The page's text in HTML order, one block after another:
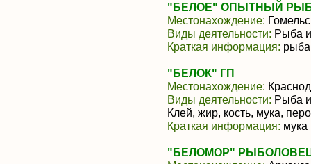
"БЕЛОЕ" ОПЫТНЫЙ
Местонахождение:
Виды деятельности: Рыба
Краткая информация: рыба
"БЕЛОК" ГП
Местонахождение:
Виды деятельности: Рыба
Клей, жир, кость, мука, перо
Краткая информация: мука
"БЕЛОМОР"